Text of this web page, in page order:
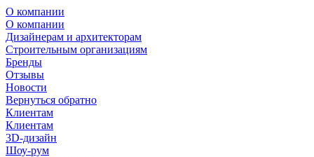
О компании
О компании
Дизайнерам и архитекторам
Строительным организациям
Бренды
Отзывы
Новости
Вернуться обратно
Клиентам
Клиентам
3D-дизайн
Шоу-рум